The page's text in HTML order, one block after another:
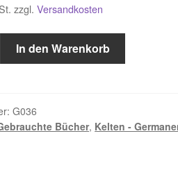
zzgl.Versandkosten
In den Warenkorb
G036
Bücher, Kelten -